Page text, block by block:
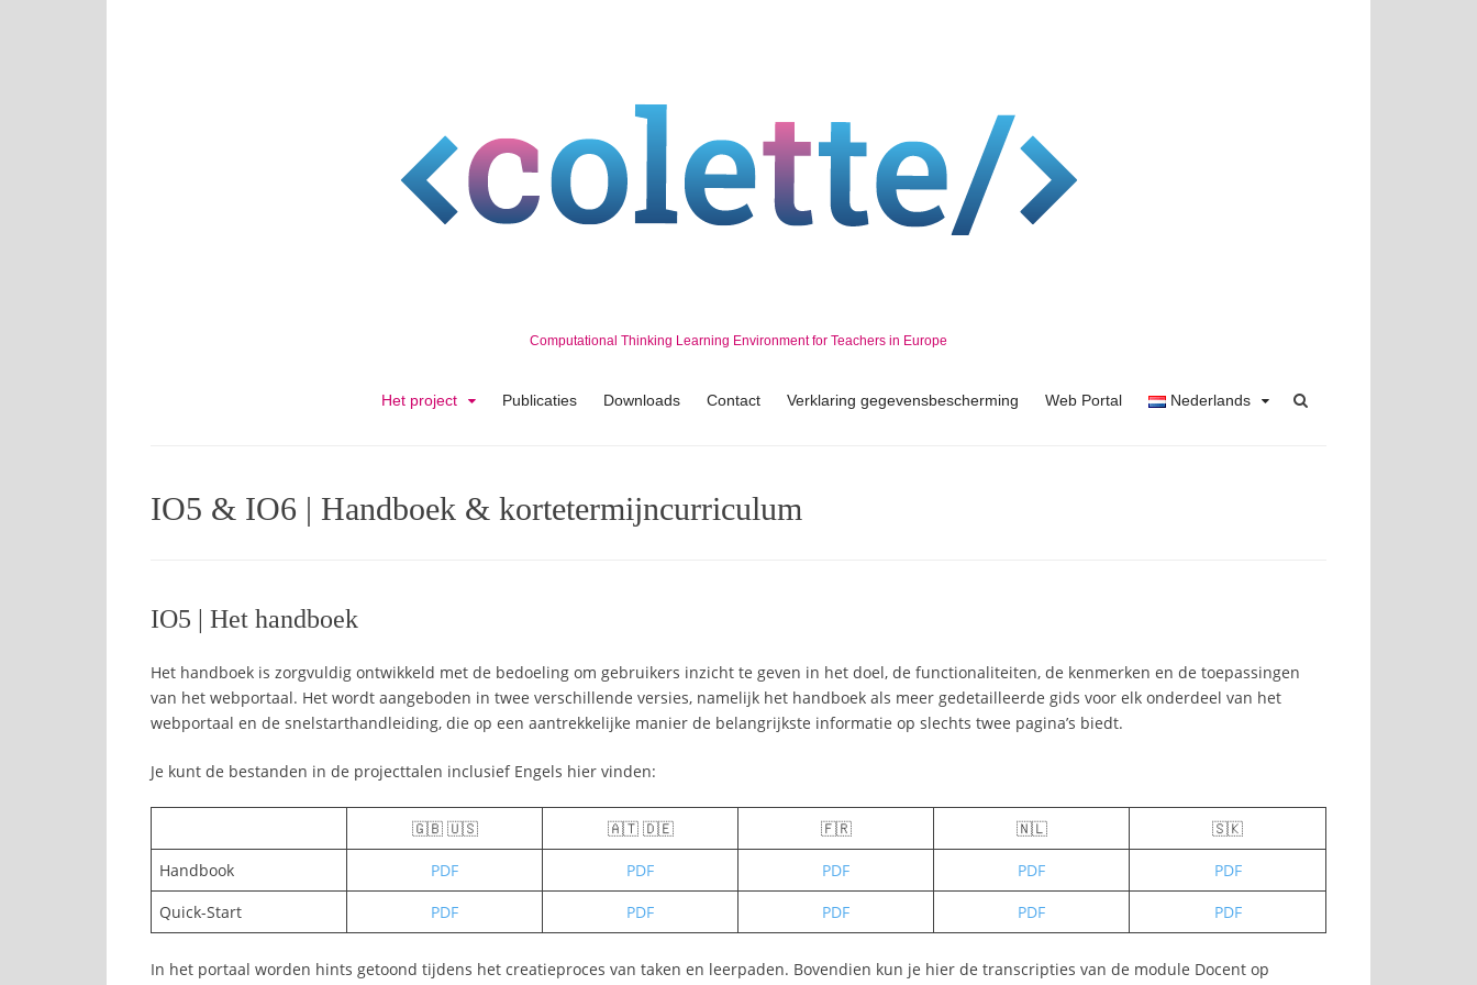
Computational Thinking Learning Environment for Teachers in Europe
Het project Publicaties Downloads Contact Verklaring gegevensbescherming Web Portal Nederlands
IO5 & IO6 | Handboek & kortetermijncurriculum
IO5 | Het handboek
Het handboek is zorgvuldig ontwikkeld met de bedoeling om gebruikers inzicht te geven in het doel, de functionaliteiten, de kenmerken en de toepassingen
van het webportaal. Het wordt aangeboden in twee verschillende versies, namelijk het handboek als meer gedetailleerde gids voor elk onderdeel van het
webportaal en de snelstarthandleiding, die op een aantrekkelijke manier de belangrijkste informatie op slechts twee pagina’s biedt.
Je kunt de bestanden in de projecttalen inclusief Engels hier vinden:
🇬🇧 🇺🇸 🇦🇹 🇩🇪 🇫🇷 🇳🇱
🇸🇰
Handbook
PDF PDF PDF PDF
PDF
Quick-Start
PDF PDF PDF PDF PDF
In het portaal worden hints getoond tijdens het creatieproces van taken en leerpaden. Bovendien kun je hier de transcripties van de module Docent op